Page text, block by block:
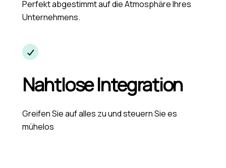
Perfekt abgestimmt auf die Atmosphäre Ihres
Unternehmens.
Nahtlose Integration
Greifen Sie auf alles zu und steuern Sie es
mühelos